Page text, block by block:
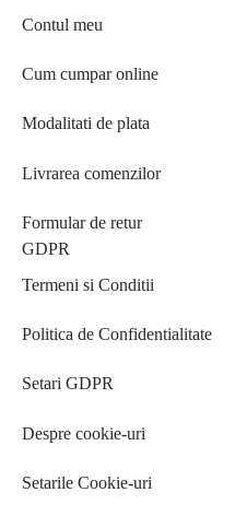
Contul meu
Cum cumpar online
Modalitati de plata
Livrarea comenzilor
Formular de retur
GDPR
Termeni si Conditii
Politica de Confidentialitate
Setari GDPR
Despre cookie-uri
Setarile Cookie-uri